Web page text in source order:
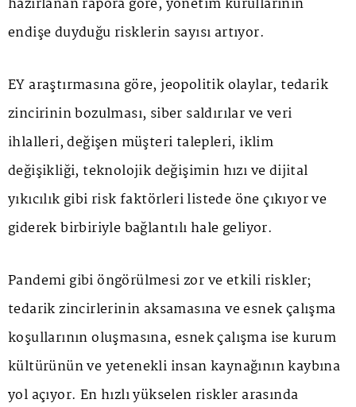
endişe duyduğu risklerin sayısı artıyor.
EY araştırmasına göre, jeopolitik olaylar, tedarik
zincirinin bozulması, siber saldırılar ve veri
ihlalleri, değişen müşteri talepleri, iklim
değişikliği, teknolojik değişimin hızı ve dijital
yıkıcılık gibi risk faktörleri listede öne çıkıyor ve
giderek birbiriyle bağlantılı hale geliyor.
Pandemi gibi öngörülmesi zor ve etkili riskler;
tedarik zincirlerinin aksamasına ve esnek çalışma
koşullarının oluşmasına, esnek çalışma ise kurum
kültürünün ve yetenekli insan kaynağının kaybına
yol açıyor. En hızlı yükselen riskler arasında